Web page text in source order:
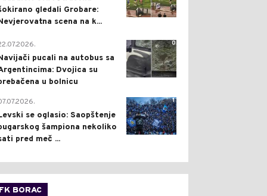
gledali Grobare:
scena na k...
0
pucali na autobus sa
Dvojica su
u bolnicu
1
se oglasio: Saopštenje
šampiona nekoliko
pred meč ...
FK BORAC